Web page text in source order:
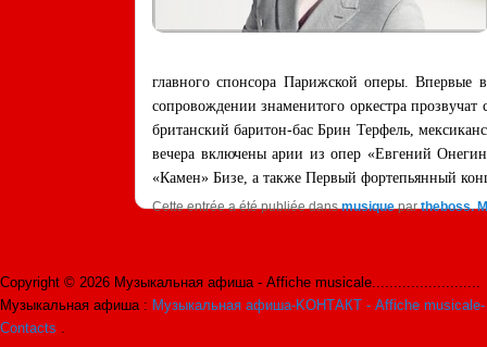
главного спонсора Парижской оперы. Впервые
сопровождении знаменитого оркестра
британский баритон-бас Брин Терфель,
вечера включены арии из опер «Евгений
«Камен» Бизе, а также Первый фортепьянный
Cette entrée a été publiée dansmusiquepartheboss.
Copyright © 2026 Музыкальная афиша - Affiche musicale.........................
Музыкальная афиша : Музыкальная афиша-KОНТАКТ - Affiche musicale-
Contacts